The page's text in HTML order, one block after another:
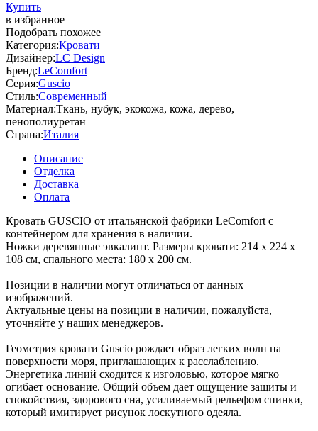
Купить
в избранное
Подобрать похожее
Категория:Кровати
Дизайнер:LC Design
Бренд:LeComfort
Серия:Guscio
Стиль:Современный
Материал:Ткань, нубук, экокожа, кожа, дерево,
пенополиуретан
Страна:Италия
Описание
Отделка
Доставка
Оплата
Кровать GUSCIO от итальянской фабрики LeComfort с
контейнером для хранения в наличии.
Ножки деревянные эвкалипт. Размеры кровати: 214 х 224 х
108 см, спального места: 180 х 200 см.
Позиции в наличии могут отличаться от данных
изображений.
Актуальные цены на позиции в наличии, пожалуйста,
уточняйте у наших менеджеров.
Геометрия кровати Guscio рождает образ легких волн на
поверхности моря, приглашающих к расслаблению.
Энергетика линий сходится к изголовью, которое мягко
огибает основание. Общий объем дает ощущение защиты и
спокойствия, здорового сна, усиливаемый рельефом спинки,
который имитирует рисунок лоскутного одеяла.